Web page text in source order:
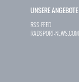
UNSERE ANGEBOTE
RSS-FEED
RADSPORT-NEWS.COM